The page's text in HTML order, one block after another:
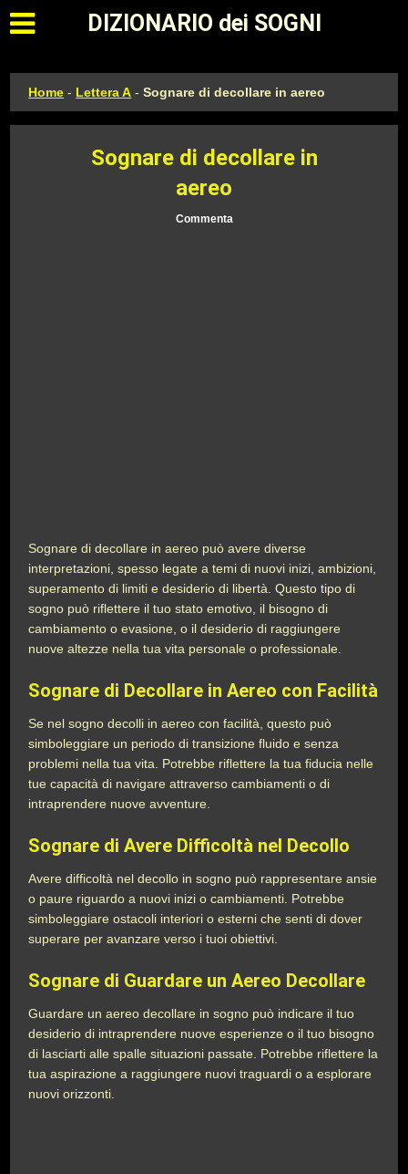
Apri il menu principale
DIZIONARIO dei SOGNI
Home - Lettera A -Sognare di decollare in aereo
Sognare di decollare in
aereo
Commenta
Sognare di decollare in aereo può avere diverse
interpretazioni, spesso legate a temi di nuovi inizi, ambizioni,
superamento di limiti e desiderio di libertà. Questo tipo di
sogno può riflettere il tuo stato emotivo, il bisogno di
cambiamento o evasione, o il desiderio di raggiungere
nuove altezze nella tua vita personale o professionale.
Sognare di Decollare in Aereo con Facilità
Se nel sogno decolli in aereo con facilità, questo può
simboleggiare un periodo di transizione fluido e senza
problemi nella tua vita. Potrebbe riflettere la tua fiducia nelle
tue capacità di navigare attraverso cambiamenti o di
intraprendere nuove avventure.
Sognare di Avere Difficoltà nel Decollo
Avere difficoltà nel decollo in sogno può rappresentare ansie
o paure riguardo a nuovi inizi o cambiamenti. Potrebbe
simboleggiare ostacoli interiori o esterni che senti di dover
superare per avanzare verso i tuoi obiettivi.
Sognare di Guardare un Aereo Decollare
Guardare un aereo decollare in sogno può indicare il tuo
desiderio di intraprendere nuove esperienze o il tuo bisogno
di lasciarti alle spalle situazioni passate. Potrebbe riflettere la
tua aspirazione a raggiungere nuovi traguardi o a esplorare
nuovi orizzonti.